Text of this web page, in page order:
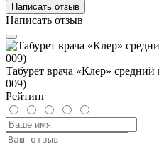
Написать отзыв
Написать отзыв
Табурет врача «Клер»
009)
Рейтинг